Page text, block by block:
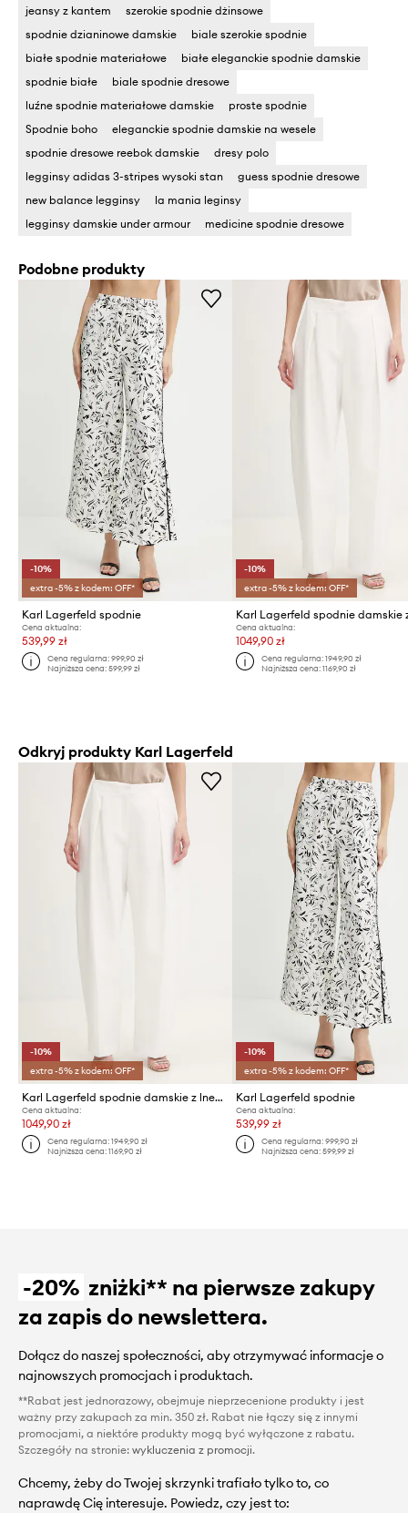
jeansy z kantem
szerokie spodnie dżinsowe
spodnie dzianinowe damskie
biale szerokie spodnie
białe spodnie materiałowe
białe eleganckie spodnie damskie
spodnie białe
biale spodnie dresowe
luźne spodnie materiałowe damskie
proste spodnie
Spodnie boho
eleganckie spodnie damskie na wesele
spodnie dresowe reebok damskie
dresy polo
legginsy adidas 3-stripes wysoki stan
guess spodnie dresowe
new balance legginsy
la mania leginsy
legginsy damskie under armour
medicine spodnie dresowe
Podobne produkty
-10%
extra -5% z kodem: OFF*
Karl Lagerfeld spodnie
Cena aktualna:
539,99 zł
Cena regularna:999,90 zł
Najniższa cena:599,99 zł
-10%
extra -5% z kodem: OFF*
Cena aktualna:
1049,90 zł
Cena regularna: 1949,90 zł
Najniższa cena: 1169,90 zł
Odkryj produkty Karl Lagerfeld
-10%
extra -5% z kodem: OFF*
Karl Lagerfeld spodnie damskie z lnem Karl Lagerfeld Studio
Cena aktualna:
1049,90 zł
Cena regularna:1949,90 zł
Najniższa cena:1169,90 zł
-10%
extra -5% z kodem: OFF*
Karl Lagerfeld spodnie
Cena aktualna:
539,99 zł
Cena regularna: 999,90 zł
Najniższa cena: 599,99 zł
-20% zniżki** na pierwsze zakupy
za zapis do newslettera.
Dołącz do naszej społeczności, aby otrzymywać informacje o
najnowszych promocjach i produktach.
**Rabat jest jednorazowy, obejmuje nieprzecenione produkty i jest
ważny przy zakupach za min. 350 zł. Rabat nie łączy się z innymi
promocjami, a niektóre produkty mogą być wyłączone z rabatu.
Szczegóły na stronie: wykluczenia z promocji.
Chcemy, żeby do Twojej skrzynki trafiało tylko to, co
naprawdę Cię interesuje. Powiedz, czy jest to: